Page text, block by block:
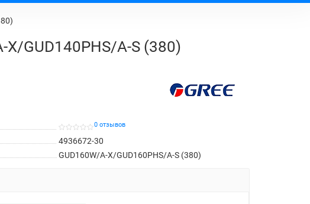
GUD140PHS/A-S (380)
0 отзывов
4936672-30
GUD160W/A-X/GUD160PHS/A-S (380)